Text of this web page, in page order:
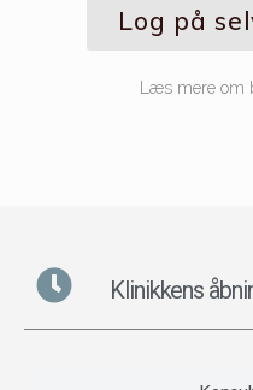
Log på
Læs mere om
Klinikkens